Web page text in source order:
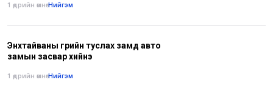
1 өдрийн өмнө•Нийгэм
Энхтайваны гүүрийн туслах замд авто
замын засвар хийнэ
1 өдрийн өмнө•Нийгэм